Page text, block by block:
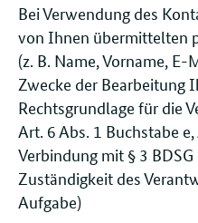
Bei Verwendung des
von Ihnen übermittelten
(z. B. Name, Vorname,
Zwecke der Bearbeitung
Rechtsgrundlage für die
Art. 6 Abs. 1 Buchstabe
Verbindung mit § 3
Zuständigkeit des
Aufgabe)